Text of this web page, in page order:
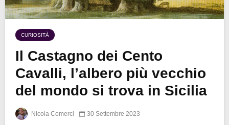
CURIOSITÀ
Il Castagno dei Cento
Cavalli, l’albero più vecchio
del mondo si trova in Sicilia
Nicola Comerci 30 Settembre 2023